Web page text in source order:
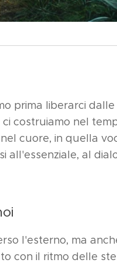
prima liberarci
costruiamo nel
cuore, in quella
all'essenziale, al
l'esterno, ma
con il ritmo delle